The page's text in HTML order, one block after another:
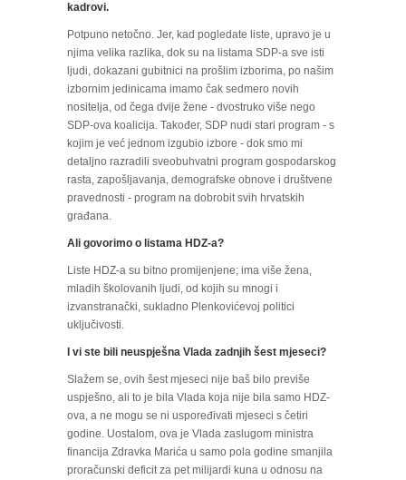
kadrovi.
Potpuno netočno. Jer, kad pogledate liste, upravo je u
njima velika razlika, dok su na listama SDP-a sve isti
ljudi, dokazani gubitnici na prošlim izborima, po našim
izbornim jedinicama imamo čak sedmero novih
nositelja, od čega dvije žene - dvostruko više nego
SDP-ova koalicija. Također, SDP nudi stari program - s
kojim je već jednom izgubio izbore - dok smo mi
detaljno razradili sveobuhvatni program gospodarskog
rasta, zapošljavanja, demografske obnove i društvene
pravednosti - program na dobrobit svih hrvatskih
građana.
Ali govorimo o listama HDZ-a?
Liste HDZ-a su bitno promijenjene; ima više žena,
mladih školovanih ljudi, od kojih su mnogi i
izvanstranački, sukladno Plenkovićevoj politici
uključivosti.
I vi ste bili neuspješna Vlada zadnjih šest mjeseci?
Slažem se, ovih šest mjeseci nije baš bilo previše
uspješno, ali to je bila Vlada koja nije bila samo HDZ-
ova, a ne mogu se ni uspoređivati mjeseci s četiri
godine. Uostalom, ova je Vlada zaslugom ministra
financija Zdravka Marića u samo pola godine smanjila
proračunski deficit za pet milijardi kuna u odnosu na